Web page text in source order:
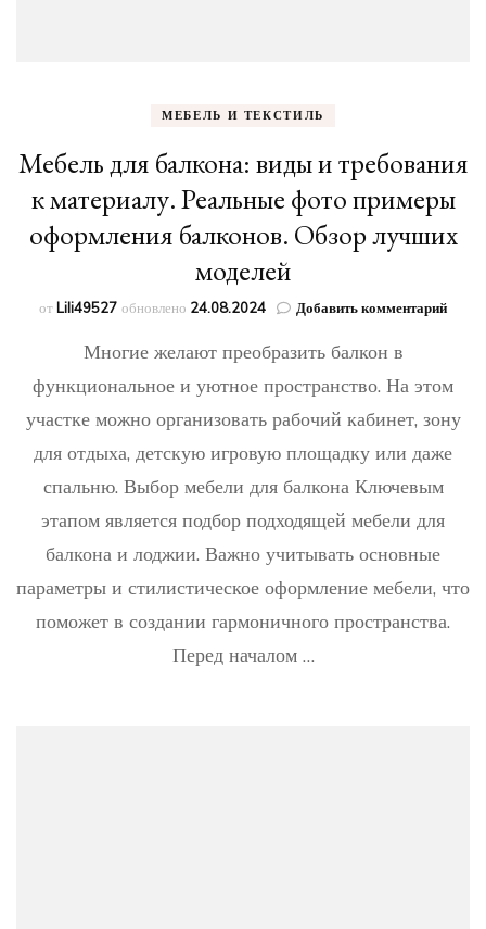
МЕБЕЛЬ И ТЕКСТИЛЬ
Мебель для балкона: виды и требования
к материалу. Реальные фото примеры
оформления балконов. Обзор лучших
моделей
от Lili49527 обновлено 24.08.2024 Добавить комментарийк
виды
Обзор
Многие желают преобразить балкон в
функциональное и уютное пространство. На этом
участке можно организовать рабочий кабинет, зону
для отдыха, детскую игровую площадку или даже
спальню. Выбор мебели для балкона Ключевым
этапом является подбор подходящей мебели для
балкона и лоджии. Важно учитывать основные
параметры и стилистическое оформление мебели, что
поможет в создании гармоничного пространства.
Перед началом …